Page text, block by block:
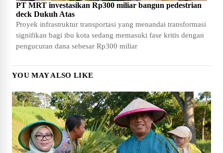
PT MRT investasikan Rp300 miliar bangun pedestrian
deck Dukuh Atas
Proyek infrastruktur transportasi yang menandai transformasi
signifikan bagi ibu kota sedang memasuki fase kritis dengan
pengucuran dana sebesar Rp300 miliar
YOU MAY ALSO LIKE